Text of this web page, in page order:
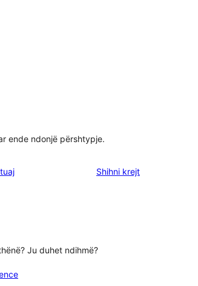
ende ndonjë përshtypje.
Shihni krejtshqyrtimet
Ju duhet ndihmë?